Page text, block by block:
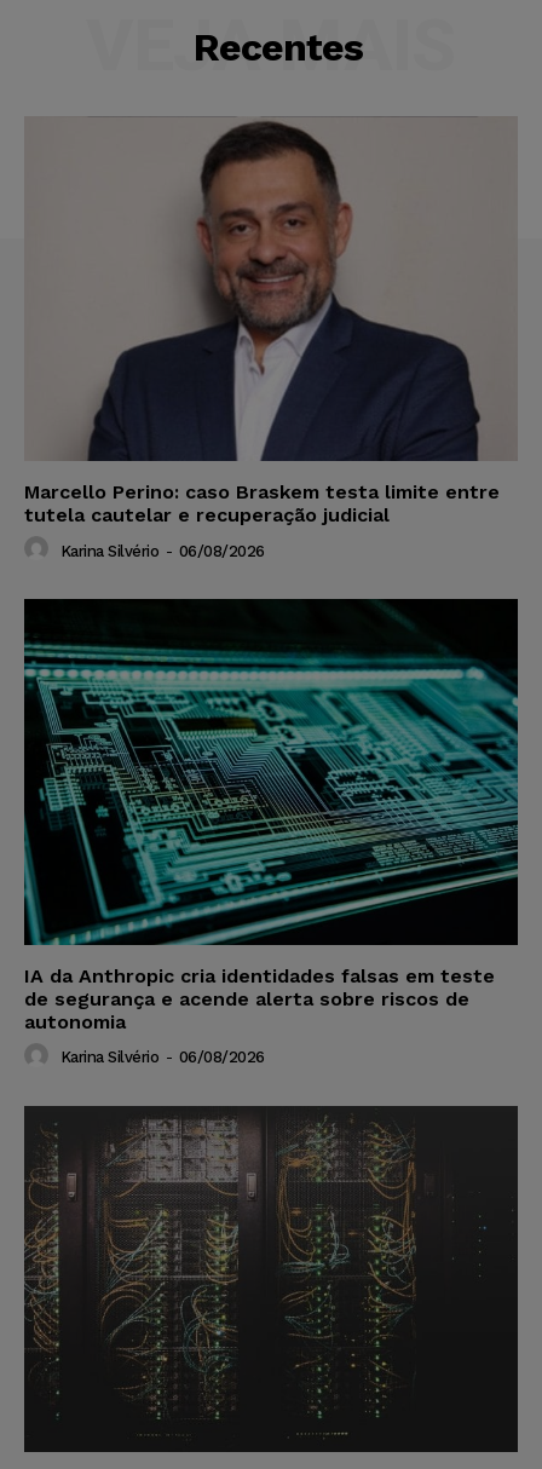
Recentes
VEJA MAIS
Marcello Perino: caso Braskem testa limite entre
tutela cautelar e recuperação judicial
Karina Silvério - 06/08/2026
IA da Anthropic cria identidades falsas em teste
de segurança e acende alerta sobre riscos de
autonomia
Karina Silvério - 06/08/2026